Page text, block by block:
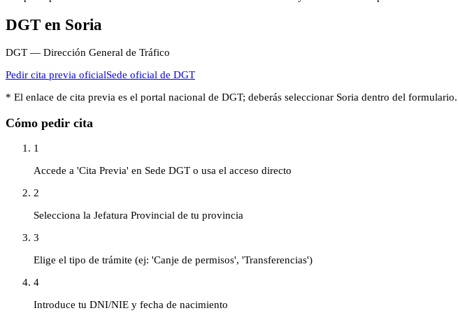
DGT en Soria
DGT — Dirección General de Tráfico
Pedir cita previa oficialSede oficial de DGT
* El enlace de cita previa es el portal nacional de DGT; deberás seleccionar Soria dentro del formulario.
Cómo pedir cita
1
Accede a 'Cita Previa' en Sede DGT o usa el acceso directo
2
Selecciona la Jefatura Provincial de tu provincia
3
Elige el tipo de trámite (ej: 'Canje de permisos', 'Transferencias')
4
Introduce tu DNI/NIE y fecha de nacimiento